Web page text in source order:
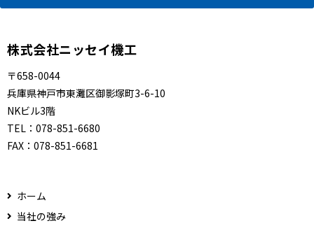
株式会社ニッセイ機工
〒658-0044
兵庫県神戸市東灘区御影塚町3-6-10
NKビル3階
TEL： 078-851-6680
FAX： 078-851-6681
ホーム
当社の強み